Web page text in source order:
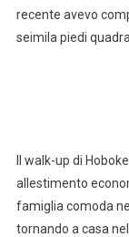
recente avevo
seimila piedi
Il walk-up di
allestimento
famiglia comoda
tornando a casa